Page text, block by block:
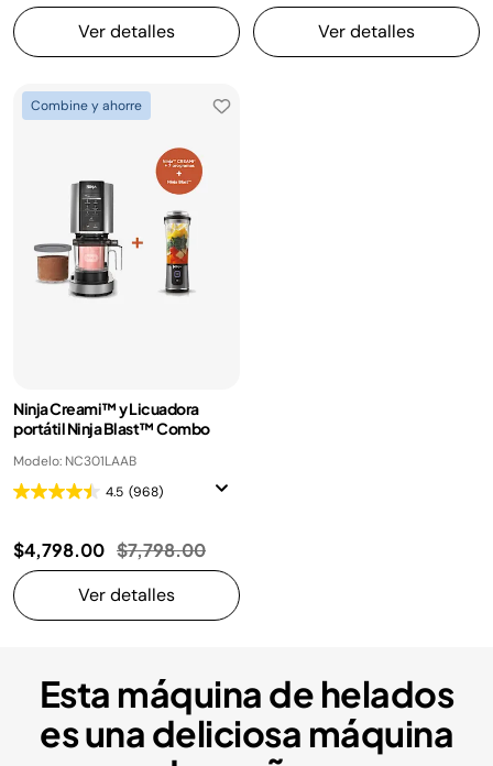
Ver detalles
Ver detalles
Combine y ahorre
Ninja Creami™ y Licuadora
portátil Ninja Blast™ Combo
Modelo: NC301LAAB
4.5 (968)
$4,798.00 Precio reducido de
$7,798.00a
Ver detalles
Esta máquina de helados
es una deliciosa máquina